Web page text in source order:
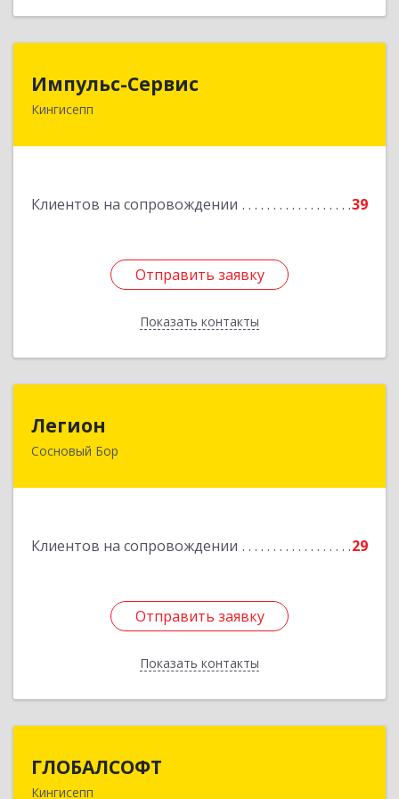
Импульс-Сервис
Кингисепп
Клиентов на сопровождении 39
Отправить заявку
Показать контакты
188480, Ленинградская обл, Кингисеппский р-н,
Отправить заявку
Назад
Легион
Сосновый Бор
Клиентов на сопровождении 29
Отправить заявку
Показать контакты
188544, Ленинградская обл, Сосновый Бор г,
Отправить заявку
Назад
ГЛОБАЛСОФТ
Кингисепп